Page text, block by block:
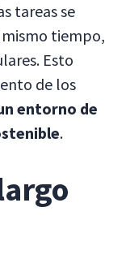
tareas se
tiempo,
Esto
de los
entorno de
.